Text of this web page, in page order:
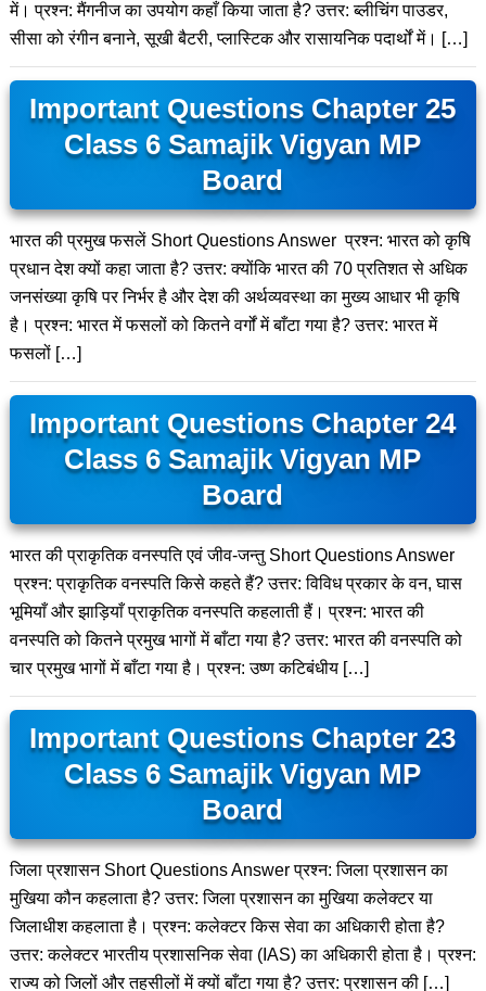
में। प्रश्न: मैंगनीज का उपयोग कहाँ किया जाता है? उत्तर: ब्लीचिंग पाउडर,
सीसा को रंगीन बनाने, सूखी बैटरी, प्लास्टिक और रासायनिक पदार्थों में। […]
Important Questions Chapter 25
Class 6 Samajik Vigyan MP
Board
भारत की प्रमुख फसलें Short Questions Answer प्रश्न: भारत को कृषि
प्रधान देश क्यों कहा जाता है? उत्तर: क्योंकि भारत की 70 प्रतिशत से अधिक
जनसंख्या कृषि पर निर्भर है और देश की अर्थव्यवस्था का मुख्य आधार भी कृषि
है। प्रश्न: भारत में फसलों को कितने वर्गों में बाँटा गया है? उत्तर: भारत में
फसलों […]
Important Questions Chapter 24
Class 6 Samajik Vigyan MP
Board
भारत की प्राकृतिक वनस्पति एवं जीव-जन्तु Short Questions Answer
प्रश्न: प्राकृतिक वनस्पति किसे कहते हैं? उत्तर: विविध प्रकार के वन, घास
भूमियाँ और झाड़ियाँ प्राकृतिक वनस्पति कहलाती हैं। प्रश्न: भारत की
वनस्पति को कितने प्रमुख भागों में बाँटा गया है? उत्तर: भारत की वनस्पति को
चार प्रमुख भागों में बाँटा गया है। प्रश्न: उष्ण कटिबंधीय […]
Important Questions Chapter 23
Class 6 Samajik Vigyan MP
Board
जिला प्रशासन Short Questions Answer प्रश्न: जिला प्रशासन का
मुखिया कौन कहलाता है? उत्तर: जिला प्रशासन का मुखिया कलेक्टर या
जिलाधीश कहलाता है। प्रश्न: कलेक्टर किस सेवा का अधिकारी होता है?
उत्तर: कलेक्टर भारतीय प्रशासनिक सेवा (IAS) का अधिकारी होता है। प्रश्न:
राज्य को जिलों और तहसीलों में क्यों बाँटा गया है? उत्तर: प्रशासन की […]